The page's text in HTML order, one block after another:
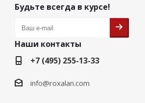
Будьте всегда в курсе!
Наши контакты
+7 (495) 255-13-33
info@roxalan.com